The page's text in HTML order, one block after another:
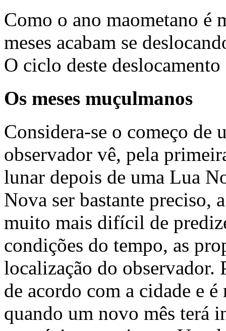
Como o ano maometano é
meses acabam se
O ciclo deste
Os meses muçulmanos
Considera-se o começo de
observador vê, pela
lunar depois de uma Lua
Nova ser bastante preciso,
muito mais difícil de
condições do tempo, as
localização do observador.
de acordo com a cidade e
quando um novo mês terá